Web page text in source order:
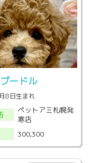
ードル
8日生まれ
ペットアミ札幌発
寒店
300,300